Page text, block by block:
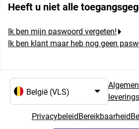
Heeft u niet alle
Ik ben mijn paswoord vergeten!
Ik ben klant maar heb nog geen
PrivacybeleidBereikbaarheid